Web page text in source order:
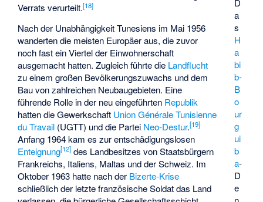
D
a
s
H
a
bi
b-
B
o
ur
g
ui
b
a-
D
e
Verrats verurteilt.[18]
Nach der Unabhängigkeit Tunesiens im Mai 1956
wanderten die meisten Europäer aus, die zuvor
noch fast ein Viertel der Einwohnerschaft
ausgemacht hatten. Zugleich führte die Landflucht
zu einem großen Bevölkerungszuwachs und dem
Bau von zahlreichen Neubaugebieten. Eine
führende Rolle in der neu eingeführten Republik
hatten die Gewerkschaft Union Générale Tunisienne
du Travail (UGTT) und die Partei Neo-Destur.[19]
Anfang 1964 kam es zur entschädigungslosen
Enteignung[12] des Landbesitzes von Staatsbürgern
Frankreichs, Italiens, Maltas und der Schweiz. Im
Oktober 1963 hatte nach der Bizerte-Krise
schließlich der letzte französische Soldat das Land